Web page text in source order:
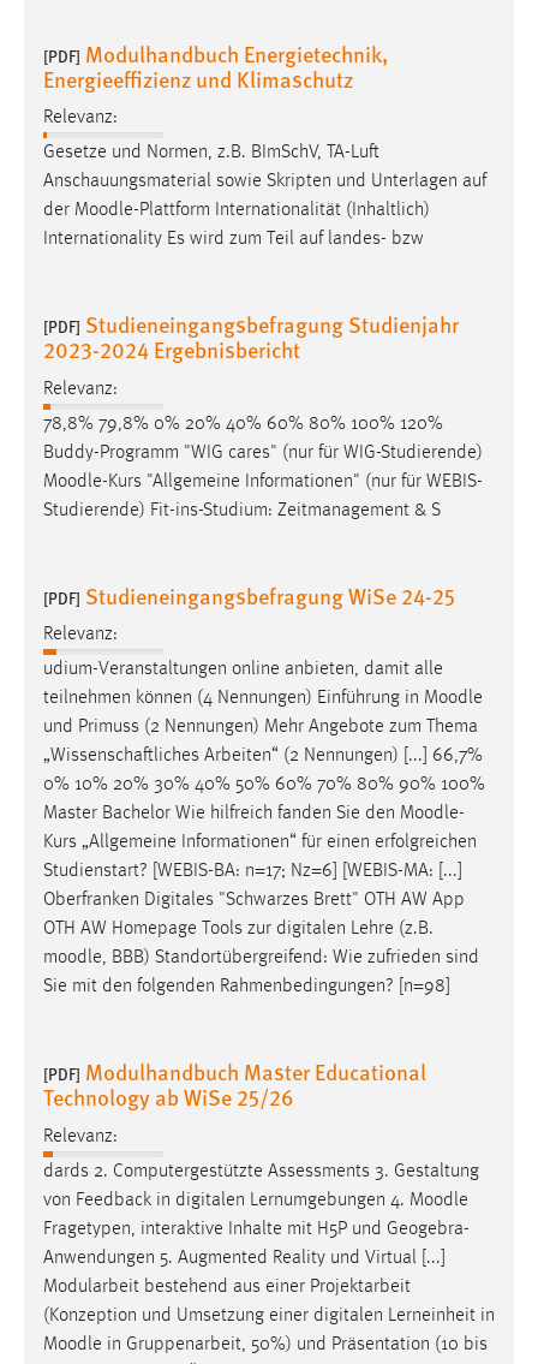
[PDF] Modulhandbuch Energietechnik,
Energieeffizienz und Klimaschutz
Relevanz:
Gesetze und Normen, z.B. BImSchV, TA-Luft
Anschauungsmaterial sowie Skripten und Unterlagen auf
der Moodle-Plattform Internationalität (Inhaltlich)
Internationality Es wird zum Teil auf landes- bzw
[PDF] Studieneingangsbefragung Studienjahr
2023-2024 Ergebnisbericht
Relevanz:
78,8% 79,8% 0% 20% 40% 60% 80% 100% 120%
Buddy-Programm "WIG cares" (nur für WIG-Studierende)
Moodle-Kurs "Allgemeine Informationen" (nur für WEBIS-
Studierende) Fit-ins-Studium: Zeitmanagement & S
[PDF] Studieneingangsbefragung WiSe 24-25
Relevanz:
udium-Veranstaltungen online anbieten, damit alle
teilnehmen können (4 Nennungen) Einführung in Moodle
und Primuss (2 Nennungen) Mehr Angebote zum Thema
„Wissenschaftliches Arbeiten“ (2 Nennungen) [...] 66,7%
0% 10% 20% 30% 40% 50% 60% 70% 80% 90% 100%
Master Bachelor Wie hilfreich fanden Sie den Moodle-
Kurs „Allgemeine Informationen“ für einen erfolgreichen
Studienstart? [WEBIS-BA: n=17; Nz=6] [WEBIS-MA: [...]
Oberfranken Digitales "Schwarzes Brett" OTH AW App
OTH AW Homepage Tools zur digitalen Lehre (z.B.
moodle, BBB) Standortübergreifend: Wie zufrieden sind
Sie mit den folgenden Rahmenbedingungen? [n=98]
[PDF] Modulhandbuch Master Educational
Technology ab WiSe 25/26
Relevanz:
dards 2. Computergestützte Assessments 3. Gestaltung
von Feedback in digitalen Lernumgebungen 4. Moodle
Fragetypen, interaktive Inhalte mit H5P und Geogebra-
Anwendungen 5. Augmented Reality und Virtual [...]
Modularbeit bestehend aus einer Projektarbeit
(Konzeption und Umsetzung einer digitalen Lerneinheit in
Moodle in Gruppenarbeit, 50%) und Präsentation (10 bis